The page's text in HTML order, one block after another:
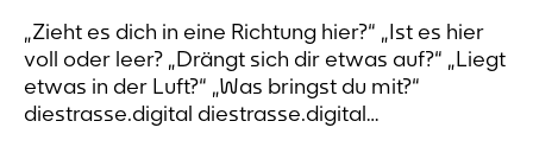
„Zieht es dich in eine Richtung hier?“ „Ist es hier
voll oder leer? „Drängt sich dir etwas auf?“ „Liegt
etwas in der Luft?“ „Was bringst du mit?“
diestrasse.digital diestrasse.digital